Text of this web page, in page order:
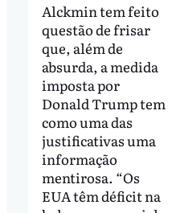
Alckmin tem feito
questão de frisar
que, além de
absurda, a medida
imposta por
Donald Trump tem
como uma das
justificativas uma
informação
mentirosa. “Os
EUA têm déficit na